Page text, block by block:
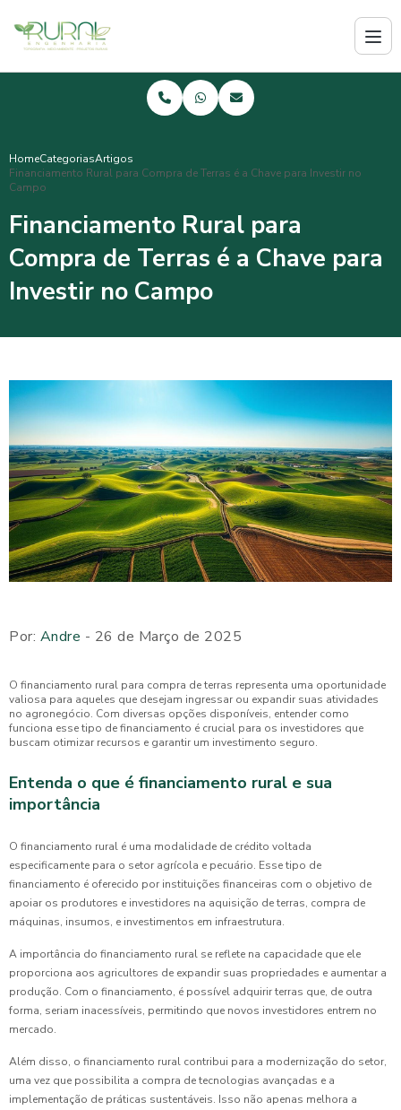
HomeCategoriasArtigos
Financiamento Rural para Compra de Terras é a Chave para Investir no
Campo
Financiamento Rural para
Compra de Terras é a Chave para
Investir no Campo
Por: Andre - 26 de Março de 2025
O financiamento rural para compra de terras representa uma oportunidade
valiosa para aqueles que desejam ingressar ou expandir suas atividades
no agronegócio. Com diversas opções disponíveis, entender como
funciona esse tipo de financiamento é crucial para os investidores que
buscam otimizar recursos e garantir um investimento seguro.
Entenda o que é financiamento rural e sua
importância
O financiamento rural é uma modalidade de crédito voltada
especificamente para o setor agrícola e pecuário. Esse tipo de
financiamento é oferecido por instituições financeiras com o objetivo de
apoiar os produtores e investidores na aquisição de terras, compra de
máquinas, insumos, e investimentos em infraestrutura.
A importância do financiamento rural se reflete na capacidade que ele
proporciona aos agricultores de expandir suas propriedades e aumentar a
produção. Com o financiamento, é possível adquirir terras que, de outra
forma, seriam inacessíveis, permitindo que novos investidores entrem no
mercado.
Além disso, o financiamento rural contribui para a modernização do setor,
uma vez que possibilita a compra de tecnologias avançadas e a
implementação de práticas sustentáveis. Isso não apenas melhora a